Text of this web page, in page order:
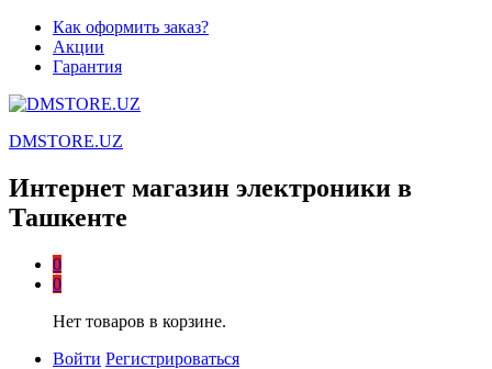
Как оформить заказ?
Акции
Гарантия
DMSTORE.UZ
Интернет магазин электроники в
Ташкенте
0
0
Нет товаров в корзине.
Войти Регистрироваться